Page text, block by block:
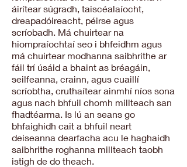
áirítear súgradh, taiscéalaíocht,
dreapadóireacht, péirse agus
scríobadh. Má chuirtear na
hiompraíochtaí seo i bhfeidhm agus
má chuirtear modhanna saibhrithe ar
fáil trí úsáid a bhaint as bréagáin,
seilfeanna, crainn, agus cuaillí
scríobtha, cruthaítear ainmhí níos sona
agus nach bhfuil chomh millteach san
fhadtéarma. Is lú an seans go
bhfaighidh cait a bhfuil neart
deiseanna dearfacha acu le haghaidh
saibhrithe roghanna millteach taobh
istigh de do theach.